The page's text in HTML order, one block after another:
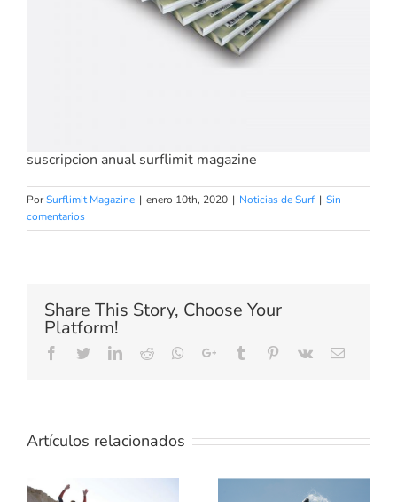
suscripcion anual surflimit magazine
PorSurflimit Magazine | enero 10th, 2020 | Noticias de Surf | Sin
comentarios
Share This Story, Choose Your
Platform!
Facebook
TwitterLinkedIn
Reddit Whatsapp
Google+Tumblr Pinterest
Vk Email
Artículos relacionados